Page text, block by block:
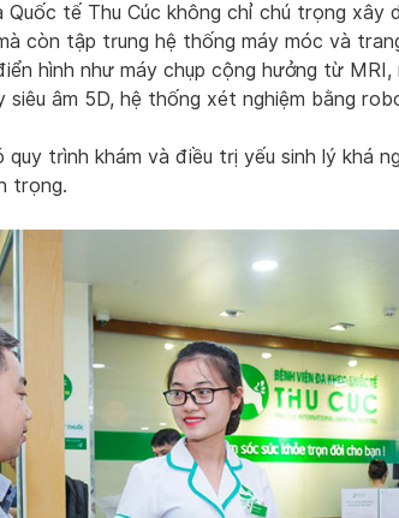
Quốc tế Thu Cúc không chỉ chú trọng xây
còn tập trung hệ thống máy móc và
hình như máy chụp cộng hưởng từ
siêu âm 5D, hệ thống xét nghiệm bằng
quy trình khám và điều trị yếu sinh lý khá
trọng.